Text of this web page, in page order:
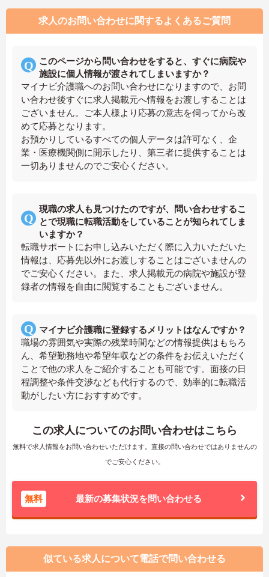
求人のお問い合わせに関するよくあるご質問
このページから問い合わせをすると、すぐに病院や
施設に個人情報が渡されてしまいますか？
マイナビ介護職へのお問い合わせになりますので、お問
い合わせ後すぐに求人掲載元へ情報をお渡しすることは
ございません。ご本人様より応募の意志を伺ってから改
めて応募となります。
お預かりしているすべての個人データは許可なく、企
業・医療機関側に開示したり、第三者に提供することは
一切ありませんのでご安心ください。
現職の求人も見つけたのですが、問い合わせするこ
とで現職に転職活動をしていることが知られてしま
いますか？
転職サポートにお申し込みいただく際に入力いただいた
情報は、応募先以外にお渡しすることはございませんの
でご安心ください。また、求人掲載元の病院や施設が登
録者の情報を自由に閲覧することもございません。
マイナビ介護職に登録するメリットはなんですか？
職場の雰囲気や実際の残業時間などの情報提供はもちろ
ん、希望勤務地や希望年収などの条件をお伝えいただく
ことで他の求人をご紹介することも可能です。面接の日
程調整や条件交渉なども代行するので、効率的に転職活
動がしたい方におすすめです。
この求人についてのお問い合わせはこちら
無料で求人情報をお問い合わせいただけます。直接の問い合わせではありませんの
でご安心ください。
無料 最新の募集状況を問い合わせる
似ている求人について電話で問い合わせる